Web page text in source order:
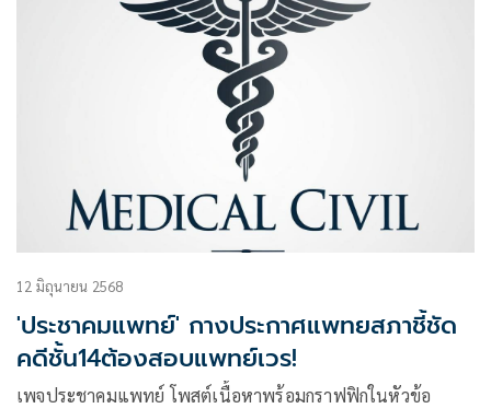
12 มิถุนายน 2568
'ประชาคมแพทย์' กางประกาศแพทยสภาชี้ชัด
คดีชั้น14ต้องสอบแพทย์เวร!
เพจประชาคมแพทย์ โพสต์เนื้อหาพร้อมกราฟฟิกในหัวข้อ